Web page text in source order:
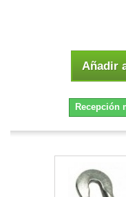
Añadir
Recepción